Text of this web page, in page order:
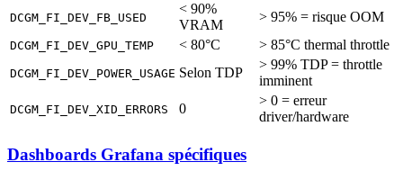
DCGM_FI_DEV_FB_USED
< 90%
VRAM
> 95% = risque OOM
DCGM_FI_DEV_GPU_TEMP < 80°C > 85°C thermal throttle
DCGM_FI_DEV_POWER_USAGE Selon TDP
> 99% TDP = throttle
imminent
DCGM_FI_DEV_XID_ERRORS 0
> 0 = erreur
driver/hardware
Dashboards Grafana spécifiques